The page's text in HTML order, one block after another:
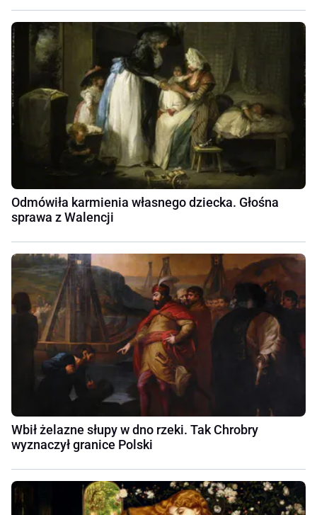
Odmówiła karmienia własnego dziecka. Głośna
sprawa z Walencji
Wbił żelazne słupy w dno rzeki. Tak Chrobry
wyznaczył granice Polski